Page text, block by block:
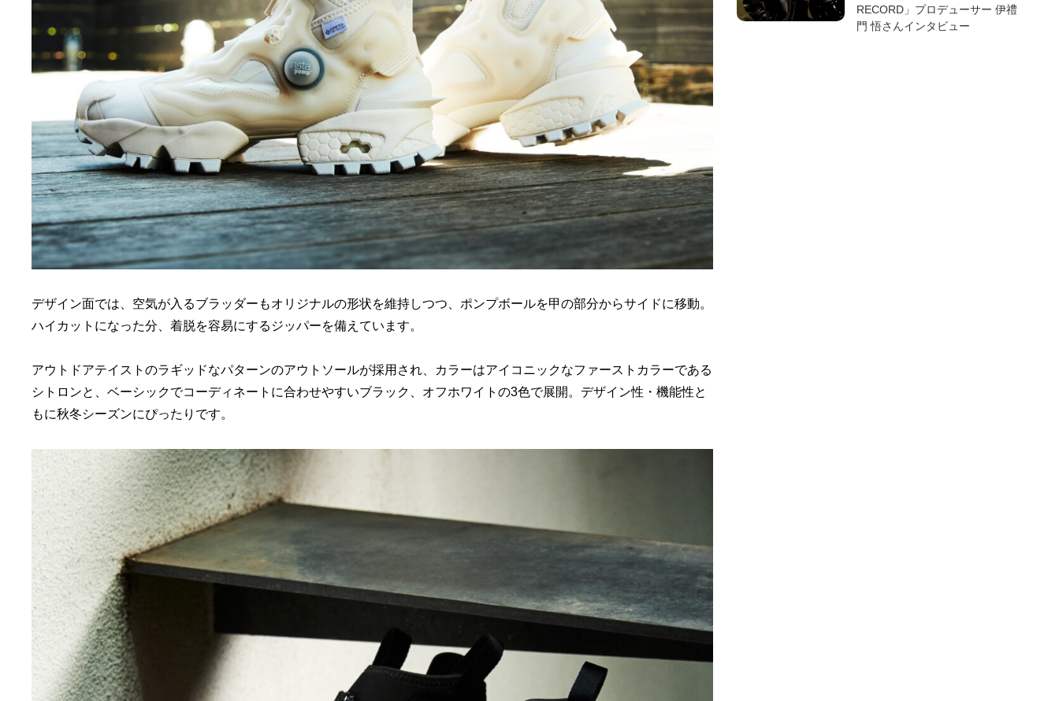
デザイン面では、空気が入るブラッダーもオリジナルの形状を維持しつつ、ポンプボールを甲の部分からサイドに移動。
ハイカットになった分、着脱を容易にするジッパーを備えています。
アウトドアテイストのラギッドなパターンのアウトソールが採用され、カラーはアイコニックなファーストカラーである
シトロンと、ベーシックでコーディネートに合わせやすいブラック、オフホワイトの3色で展開。デザイン性・機能性と
もに秋冬シーズンにぴったりです。
RECORD」プロデューサー 伊禮
門 悟さんインタビュー